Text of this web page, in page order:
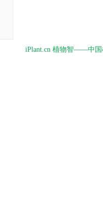
iPlant.cn 植物智——中国